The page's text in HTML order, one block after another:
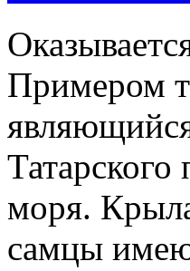
Примером
Татарского
моря.
самцы